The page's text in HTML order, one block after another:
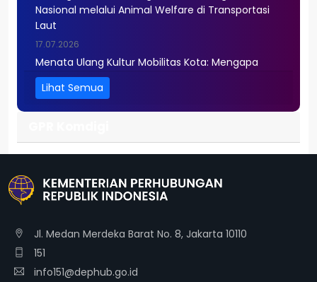
Nasional melalui Animal Welfare di Transportasi
Laut
17.07.2026
Menata Ulang Kultur Mobilitas Kota: Mengapa
Infrastruktur Saja Belum Cukup?
Lihat Semua
Jl. Medan Merdeka Barat No. 8, Jakarta 10110
151
info151@dephub.go.id